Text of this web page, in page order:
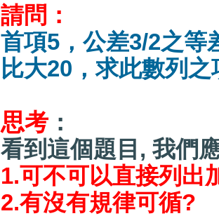
請問：
首項5，公差3/2之等
比大20，求此數列之
思考 ：
看到這個題目, 我們
1.可不可以直接列出
2.有沒有規律可循?